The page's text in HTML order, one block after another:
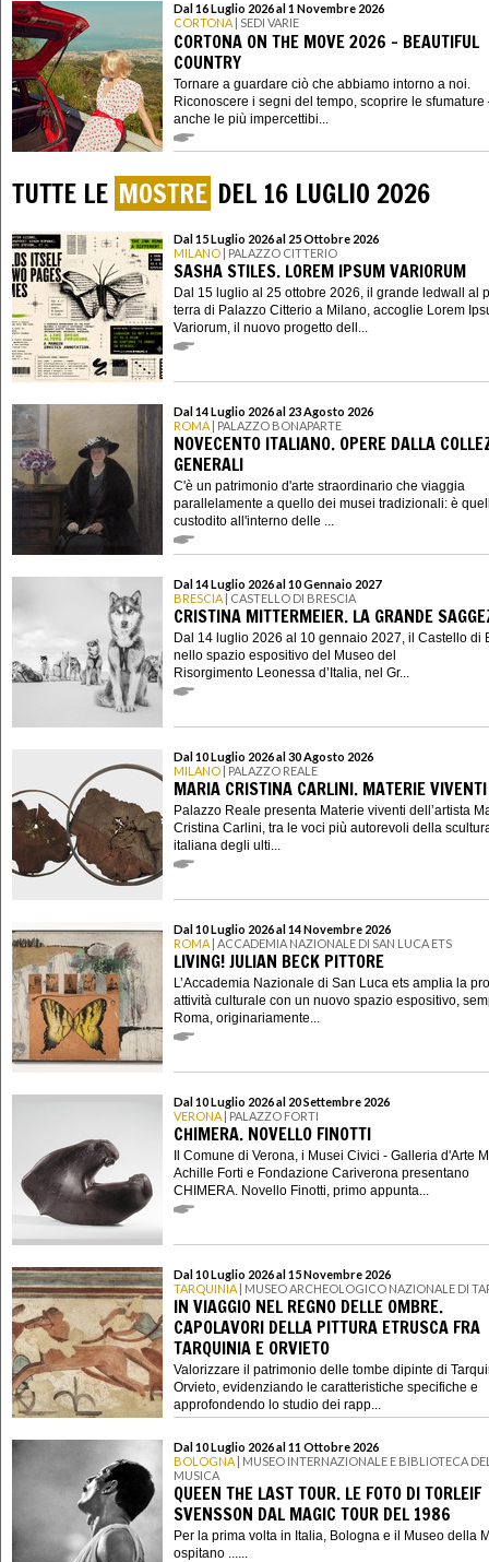
Dal 16 Luglio 2026 al 1 Novembre 2026
CORTONA | SEDI VARIE
CORTONA ON THE MOVE 2026 - BEAUTIFUL
COUNTRY
Tornare a guardare ciò che abbiamo intorno a noi.
Riconoscere i segni del tempo, scoprire le
anche le più impercettibi...
TUTTE LE MOSTRE DEL 16 LUGLIO 2026
Dal 15 Luglio 2026 al 25 Ottobre 2026
MILANO | PALAZZO CITTERIO
SASHA STILES. LOREM IPSUM VARIORUM
Dal 15 luglio al 25 ottobre 2026, il grande ledwall al
terra di Palazzo Citterio a Milano, accoglie Lorem
Variorum, il nuovo progetto dell...
Dal 14 Luglio 2026 al 23 Agosto 2026
ROMA | PALAZZO BONAPARTE
NOVECENTO ITALIANO. OPERE DALLA
GENERALI
C'è un patrimonio d'arte straordinario che viaggia
parallelamente a quello dei musei tradizionali: è
custodito all'interno delle ...
Dal 14 Luglio 2026 al 10 Gennaio 2027
BRESCIA | CASTELLO DI BRESCIA
CRISTINA MITTERMEIER. LA GRANDE
Dal 14 luglio 2026 al 10 gennaio 2027, il Castello di
nello spazio espositivo del Museo del
Risorgimento Leonessa d’Italia, nel Gr...
Dal 10 Luglio 2026 al 30 Agosto 2026
MILANO | PALAZZO REALE
MARIA CRISTINA CARLINI. MATERIE VIVENTI
Palazzo Reale presenta Materie viventi dell’artista
Cristina Carlini, tra le voci più autorevoli della
italiana degli ulti...
Dal 10 Luglio 2026 al 14 Novembre 2026
ROMA | ACCADEMIA NAZIONALE DI SAN LUCA ETS
LIVING! JULIAN BECK PITTORE
L’Accademia Nazionale di San Luca ets amplia la
attività culturale con un nuovo spazio espositivo,
Roma, originariamente...
Dal 10 Luglio 2026 al 20 Settembre 2026
VERONA | PALAZZO FORTI
CHIMERA. NOVELLO FINOTTI
Il Comune di Verona, i Musei Civici - Galleria d'Arte
Achille Forti e Fondazione Cariverona presentano
CHIMERA. Novello Finotti, primo appunta...
Dal 10 Luglio 2026 al 15 Novembre 2026
TARQUINIA | MUSEO ARCHEOLOGICO NAZIONALE DI
IN VIAGGIO NEL REGNO DELLE OMBRE.
CAPOLAVORI DELLA PITTURA ETRUSCA FRA
TARQUINIA E ORVIETO
Valorizzare il patrimonio delle tombe dipinte di
Orvieto, evidenziando le caratteristiche specifiche e
approfondendo lo studio dei rapp...
Dal 10 Luglio 2026 al 11 Ottobre 2026
BOLOGNA | MUSEO INTERNAZIONALE E BIBLIOTECA
MUSICA
QUEEN THE LAST TOUR. LE FOTO DI TORLEIF
SVENSSON DAL MAGIC TOUR DEL 1986
Per la prima volta in Italia, Bologna e il Museo della
ospitano ......